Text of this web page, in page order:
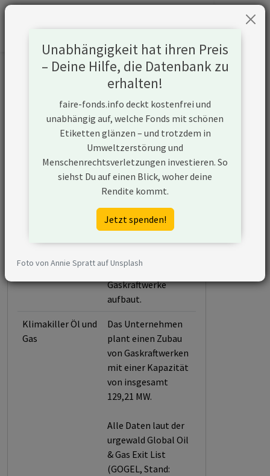
Informationen zum Unternehmen
Freeport-McMoRan
Inc
https://fcx.com
Konflikte
Kurzbeschreibung
Freeport-McMoRan
Inc ist ein
Unternehmen aus
Kapazitäten seiner
Gaskraftwerke
aufbaut.
Klimakiller Öl und
Gas
Das Unternehmen
plant einen Zubau
von Gaskraftwerken
mit einer Kapazität
von insgesamt
129,21 MW.
Alle Daten laut der
urgewald Global Oil
& Gas Exit List
(GOGEL, Stand:
Unabhängigkeit hat ihren Preis
– Deine Hilfe, die Datenbank zu
erhalten!
faire-fonds.info deckt kostenfrei und
unabhängig auf, welche Fonds mit schönen
Etiketten glänzen – und trotzdem in
Umweltzerstörung und
Menschenrechtsverletzungen investieren. So
siehst Du auf einen Blick, woher deine
Rendite kommt.
Jetzt spenden!
Foto von Annie Spratt auf Unsplash